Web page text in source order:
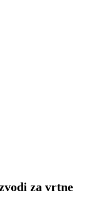
za vrtne